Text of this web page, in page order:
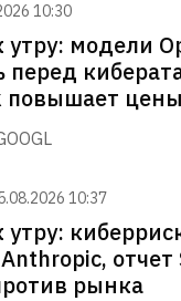
10:30
утру: модели
перед
повышает цены
10:37
утру:
отчет
рынка